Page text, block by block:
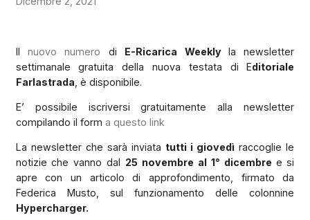
Il nuovo numero di E-Ricarica Weeklyla newsletter
settimanale gratuita della nuova testata di Editoriale
Farlastrada , è disponibile.
E’ possibile iscriversi gratuitamente alla newsletter
compilando il form a questo link
La newsletter che sarà inviata tutti i giovedì raccoglie le
notizie che vanno dal 25 novembre al 1° dicembre e si
apre con un articolo di approfondimento, firmato da
Federica Musto, sul funzionamento delle colonnine
Hypercharger.